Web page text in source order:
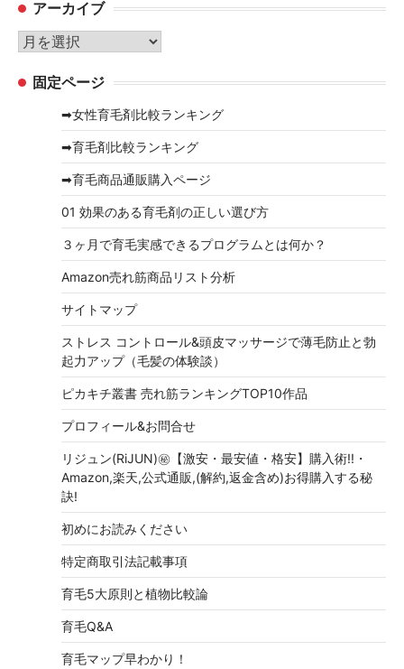
ゴ
リ
ー
アーカイブ
ア
カ 固定ページ
➡女性育毛剤比較ランキング
➡育毛剤比較ランキング
➡育毛商品通販購入ページ
01 効果のある育毛剤の正しい選び方
３ヶ月で育毛実感できるプログラムとは何か？
Amazon売れ筋商品リスト分析
サイトマップ
ストレス コントロール&頭皮マッサージで薄毛防止と勃
起力アップ（毛髪の体験談）
ピカキチ叢書 売れ筋ランキングTOP10作品
プロフィール&お問合せ
リジュン(RiJUN)㊙【激安・最安値・格安】購入術!!・
Amazon,楽天,公式通販,(解約,返金含め)お得購入する秘
訣!
初めにお読みください
特定商取引法記載事項
育毛5大原則と植物比較論
育毛Q&A
育毛マップ早わかり！